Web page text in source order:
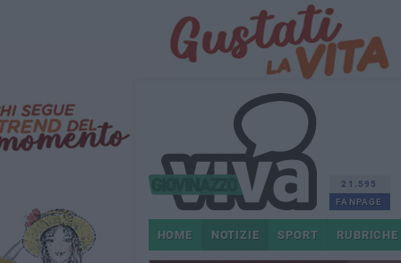
21.595
FANPAGE
HOME NOTIZIE SPORT RUBRICHE